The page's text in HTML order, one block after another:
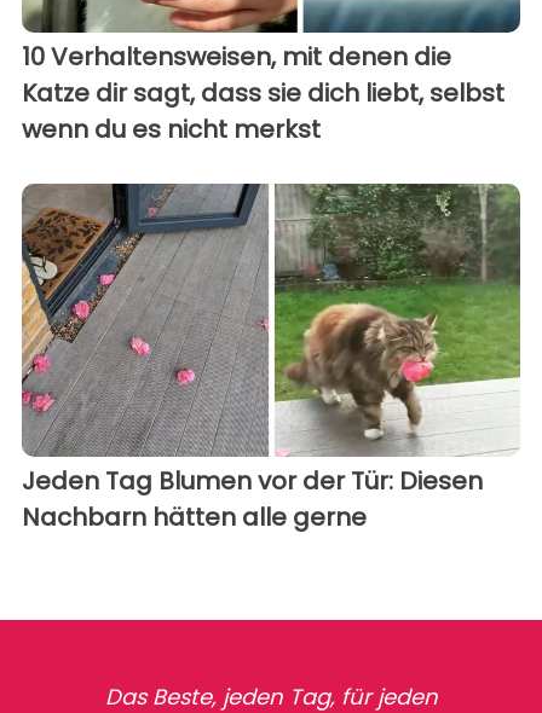
10 Verhaltensweisen, mit denen die
Katze dir sagt, dass sie dich liebt, selbst
wenn du es nicht merkst
Jeden Tag Blumen vor der Tür: Diesen
Nachbarn hätten alle gerne
Das Beste, jeden Tag, für jeden